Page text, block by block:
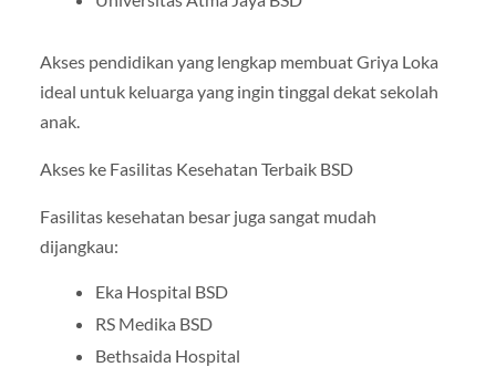
Akses pendidikan yang lengkap membuat Griya Loka
ideal untuk keluarga yang ingin tinggal dekat sekolah
anak.
Akses ke Fasilitas Kesehatan Terbaik BSD
Fasilitas kesehatan besar juga sangat mudah
dijangkau:
Eka Hospital BSD
RS Medika BSD
Bethsaida Hospital